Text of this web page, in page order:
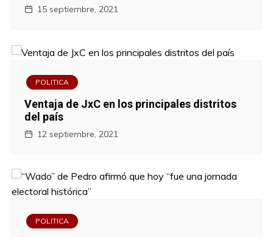
15 septiembre, 2021
POLITICA
Ventaja de JxC en los principales distritos
del país
12 septiembre, 2021
POLITICA